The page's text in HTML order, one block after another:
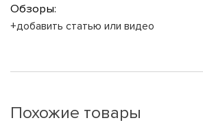
Обзоры:
+добавить статью или видео
Похожие товары